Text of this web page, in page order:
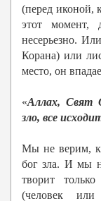
(перед иконой,
этот момент,
несерьезно.
Корана) или
место, он
«Аллах, Свят
зло, все
Мы не верим,
бог зла. И мы
творит
(человек